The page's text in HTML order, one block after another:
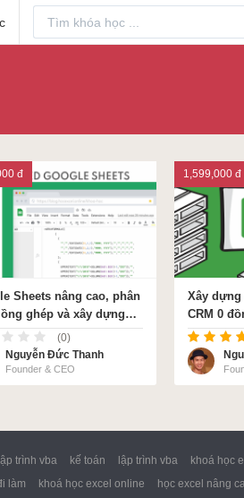
Cơ Bản
Kế Toán
Sheets nâng cao, phân
ghép và xây dựng
(0)
Nguyễn Đức Thanh
Founder & CEO
đ
Xây
CRM 0
Google
1,599,000 đ
trình vba kế toán lập trình vba khoá học
làm khoá học excel online học excel nâng